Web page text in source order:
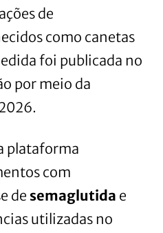
de
como canetas
foi publicada no
por meio da
plataforma
com
de semaglutida e
utilizadas no